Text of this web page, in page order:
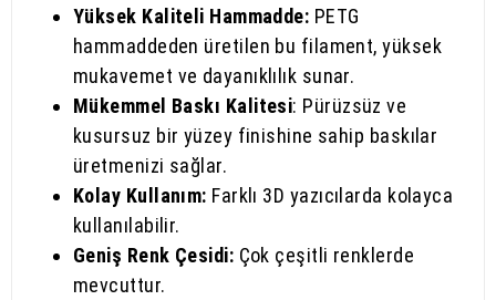
Yüksek Kaliteli Hammadde: PETG
hammaddeden üretilen bu filament, yüksek
mukavemet ve dayanıklılık sunar.
Mükemmel Baskı Kalitesi: Pürüzsüz ve
kusursuz bir yüzey finishine sahip baskılar
üretmenizi sağlar.
Kolay Kullanım: Farklı 3D yazıcılarda kolayca
kullanılabilir.
Geniş Renk Çesidi: Çok çeşitli renklerde
mevcuttur.